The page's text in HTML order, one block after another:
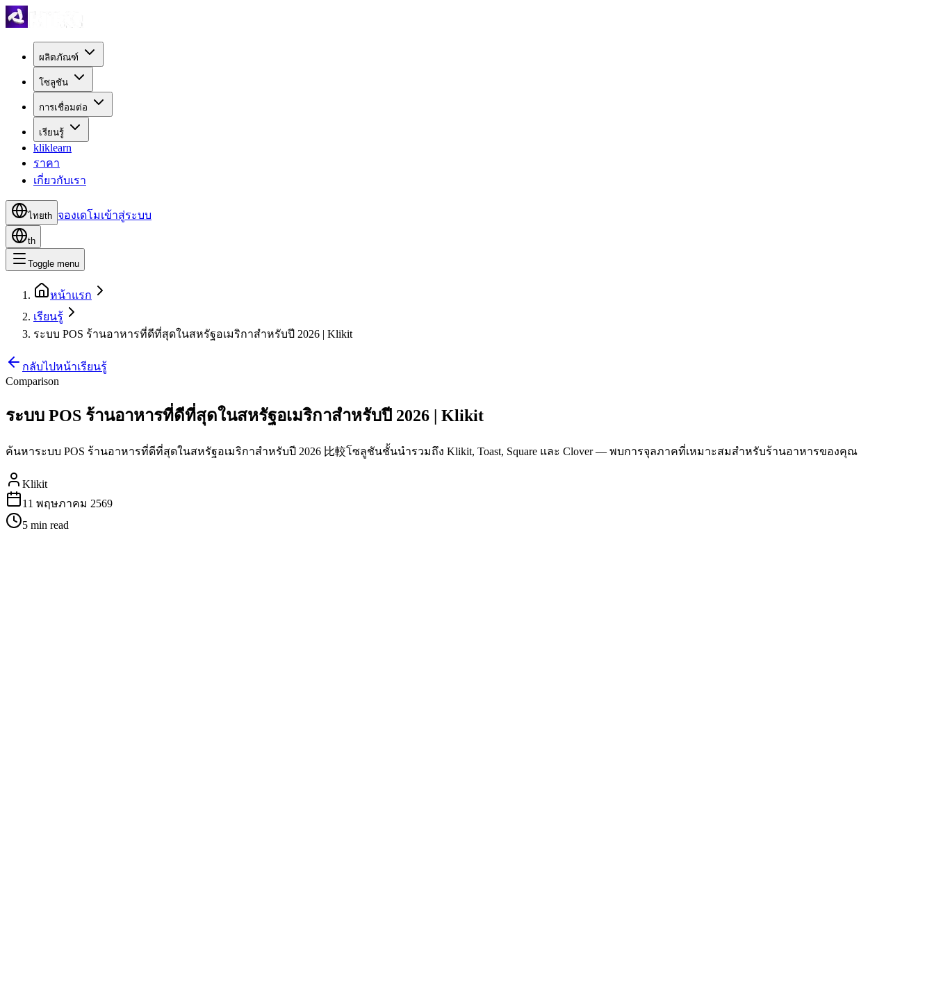
ผลิตภัณฑ์
โซลูชัน
การเชื่อมต่อ
เรียนรู้
kliklearn
ราคา
เกี่ยวกับเรา
ไทยth จองเดโมเข้าสู่ระบบ
th
Toggle menu
หน้าแรก
เรียนรู้
ระบบ POS ร้านอาหารที่ดีที่สุดในสหรัฐอเมริกาสำหรับปี 2026 | Klikit
กลับไปหน้าเรียนรู้
Comparison
ระบบ POS ร้านอาหารที่ดีที่สุดในสหรัฐอเมริกาสำหรับปี 2026 | Klikit
ค้นหาระบบ POS ร้านอาหารที่ดีที่สุดในสหรัฐอเมริกาสำหรับปี 2026 比較โซลูชันชั้นนำรวมถึง Klikit, Toast, Square และ Clover — พบการจุลภาคที่เหมาะสมสำหรับร้านอาหารของคุณ
Klikit
11 พฤษภาคม 2569
5 min read